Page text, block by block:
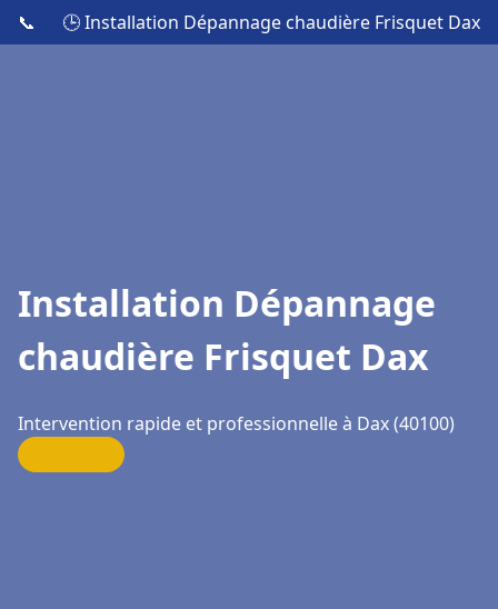
📞 🕒 Installation Dépannage chaudière Frisquet Dax
Installation Dépannage
chaudière Frisquet Dax
Intervention rapide et professionnelle à Dax (40100)